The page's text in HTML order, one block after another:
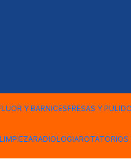
Y BARNICESFRESAS Y PULIDO
RADIOLOGIAROTATORIOS
Agregar